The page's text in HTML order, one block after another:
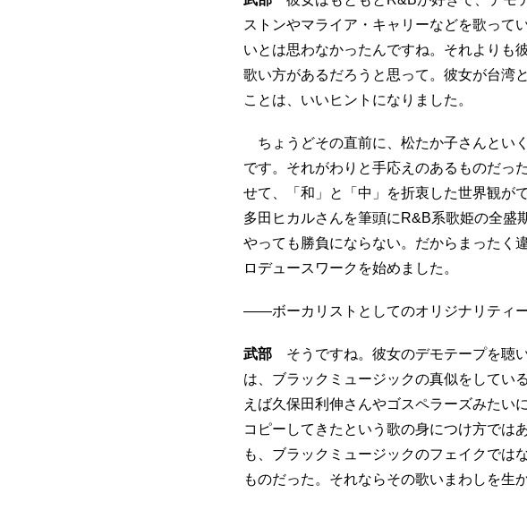
ストンやマライア・キャリーなどを歌って
いとは思わなかったんですね。それよりも
歌い方があるだろうと思って。彼女が台湾
ことは、いいヒントになりました。
ちょうどその直前に、松たか子さんとい
です。それがわりと手応えのあるものだっ
せて、「和」と「中」を折衷した世界観が
多田ヒカルさんを筆頭にR&B系歌姫の全盛
やっても勝負にならない。だからまったく
ロデュースワークを始めました。
――ボーカリストとしてのオリジナリティー
武部 そうですね。彼女のデモテープを聴
は、ブラックミュージックの真似をしてい
えば久保田利伸さんやゴスペラーズみたい
コピーしてきたという歌の身につけ方では
も、ブラックミュージックのフェイクでは
ものだった。それならその歌いまわしを生